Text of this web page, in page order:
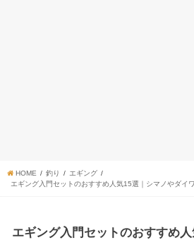
HOME 釣り
エギング
エギング入門セットのおすすめ人気15選｜シマノやダイ
エギング入門セットのおすすめ